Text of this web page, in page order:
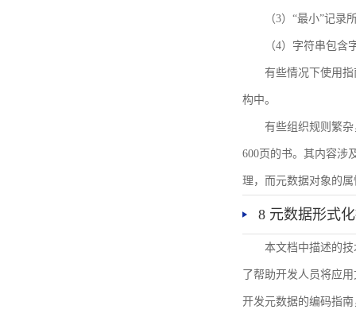
（3）“最小”记录
（4）字符串包含
有些情况下使用
构中。
有些组织规则繁
600页的书。其内容涉
理，而元数据对象的
8 元数据形式
本文档中描述的
了帮助开发人员将应
开发元数据的编码指